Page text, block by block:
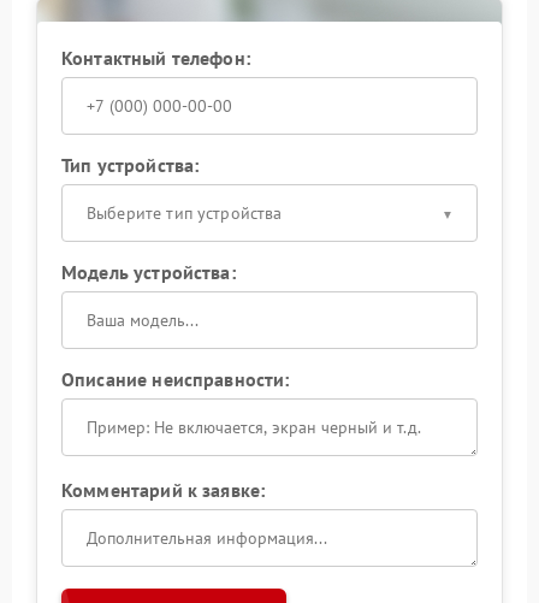
Контактный телефон:
Тип устройства:
Выберите тип устройства
Модель устройства:
Описание неисправности:
Комментарий к заявке: